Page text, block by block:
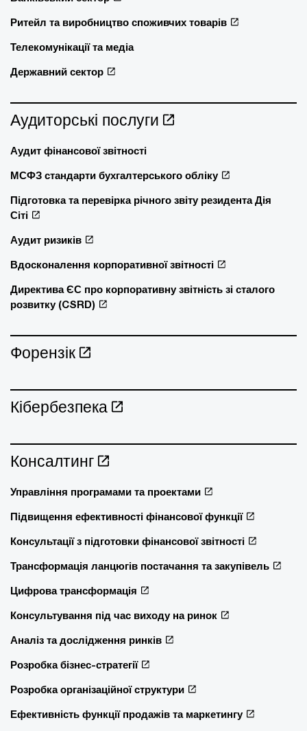
Ритейл та виробництво споживчих товарів
Телекомунікації та медіа
Державний сектор
Аудиторські послуги
Аудит фінансової звітності
МСФЗ стандарти бухгалтерського обліку
Підготовка та перевірка річного звіту резидента Дія
Сіті
Аудит ризиків
Вдосконалення корпоративної звітності
Директива ЄС про корпоративну звітність зі сталого
розвитку (CSRD)
Форензік
Кібербезпека
Консалтинг
Управління програмами та проектами
Підвищення ефективності фінансової функції
Консультації з підготовки фінансової звітності
Трансформація ланцюгів постачання та закупівель
Цифрова трансформація
Консультування під час виходу на ринок
Аналіз та дослідження ринків
Розробка бізнес-стратегії
Розробка організаційної структури
Ефективність функції продажів та маркетингу